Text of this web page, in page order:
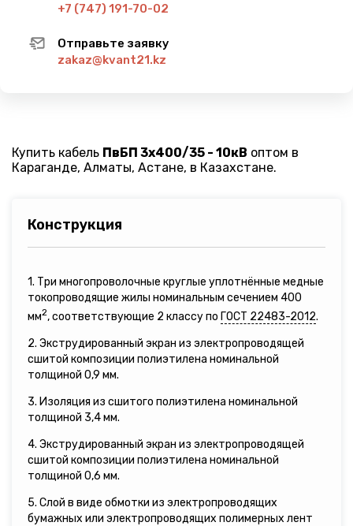
+7 (747) 191-70-02
Отправьте заявку
zakaz@kvant21.kz
Купить кабель ПвБП 3х400/35 - 10кВ оптом в
Караганде, Алматы, Астане, в Казахстане.
Конструкция
1. Три многопроволочные круглые уплотнённые медные
токопроводящие жилы номинальным сечением 400
мм2, соответствующие 2 классу по ГОСТ 22483-2012.
2. Экструдированный экран из электропроводящей
сшитой композиции полиэтилена номинальной
толщиной 0,9 мм.
3. Изоляция из сшитого полиэтилена номинальной
толщиной 3,4 мм.
4. Экструдированный экран из электропроводящей
сшитой композиции полиэтилена номинальной
толщиной 0,6 мм.
5. Слой в виде обмотки из электропроводящих
бумажных или электропроводящих полимерных лент